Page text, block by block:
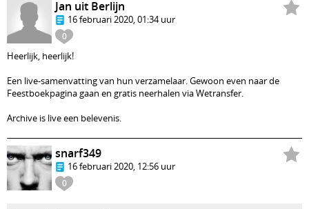
0
Jan uit Berlijn
16 februari 2020, 01:34 uur
Heerlijk, heerlijk!
Een live-samenvatting van hun verzamelaar. Gewoon even naar de
Feestboekpagina gaan en gratis neerhalen via Wetransfer.
Archive is live een belevenis.
0
snarf349
16 februari 2020, 12:56 uur